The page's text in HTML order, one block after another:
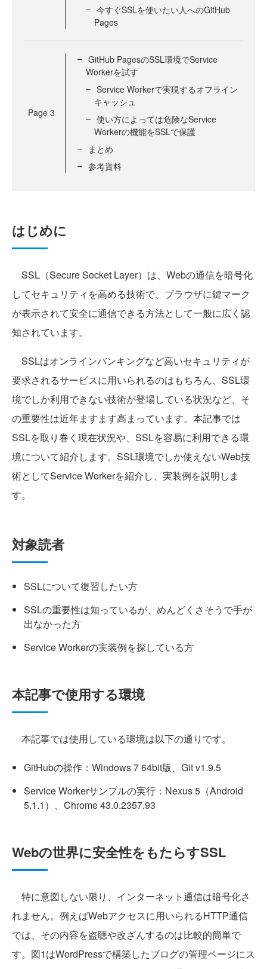
今すぐSSLを使いたい人へのGitHub
Pages
Page 3
GitHub PagesのSSL環境でService
Workerを試す
Service Workerで実現するオフライン
キャッシュ
使い方によっては危険なService
Workerの機能をSSLで保護
まとめ
参考資料
はじめに
SSL（Secure Socket Layer）は、Webの通信を暗号化
してセキュリティを高める技術で、ブラウザに鍵マーク
が表示されて安全に通信できる方法として一般に広く認
知されています。
SSLはオンラインバンキングなど高いセキュリティが
要求されるサービスに用いられるのはもちろん、SSL環
境でしか利用できない技術が登場している状況など、そ
の重要性は近年ますます高まっています。本記事では
SSLを取り巻く現在状況や、SSLを容易に利用できる環
境について紹介します。SSL環境でしか使えないWeb技
術としてService Workerを紹介し、実装例を説明しま
す。
対象読者
SSLについて復習したい方
SSLの重要性は知っているが、めんどくさそうで手が
出なかった方
Service Workerの実装例を探している方
本記事で使用する環境
本記事では使用している環境は以下の通りです。
GitHubの操作：Windows 7 64bit版、Git v1.9.5
Service Workerサンプルの実行：Nexus 5（Android
5.1.1）、Chrome 43.0.2357.93
Webの世界に安全性をもたらすSSL
特に意図しない限り、インターネット通信は暗号化さ
れません。例えばWebアクセスに用いられるHTTP通信
では、その内容を盗聴や改ざんするのは比較的簡単で
す。図1はWordPressで構築したブログの管理ページにス